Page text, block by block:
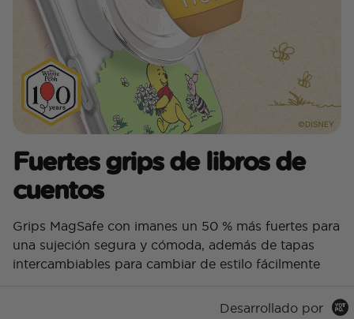
Fuertes grips de libros de
cuentos
Grips MagSafe con imanes un 50 % más fuertes para
una sujeción segura y cómoda, además de tapas
intercambiables para cambiar de estilo fácilmente
Desarrollado por